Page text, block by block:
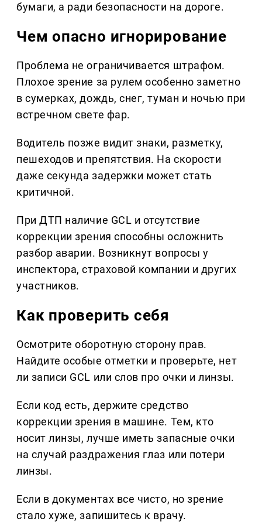
бумаги, а ради безопасности на дороге.
Чем опасно игнорирование
Проблема не ограничивается штрафом.
Плохое зрение за рулем особенно заметно
в сумерках, дождь, снег, туман и ночью при
встречном свете фар.
Водитель позже видит знаки, разметку,
пешеходов и препятствия. На скорости
даже секунда задержки может стать
критичной.
При ДТП наличие GCL и отсутствие
коррекции зрения способны осложнить
разбор аварии. Возникнут вопросы у
инспектора, страховой компании и других
участников.
Как проверить себя
Осмотрите оборотную сторону прав.
Найдите особые отметки и проверьте, нет
ли записи GCL или слов про очки и линзы.
Если код есть, держите средство
коррекции зрения в машине. Тем, кто
носит линзы, лучше иметь запасные очки
на случай раздражения глаз или потери
линзы.
Если в документах все чисто, но зрение
стало хуже, запишитесь к врачу.